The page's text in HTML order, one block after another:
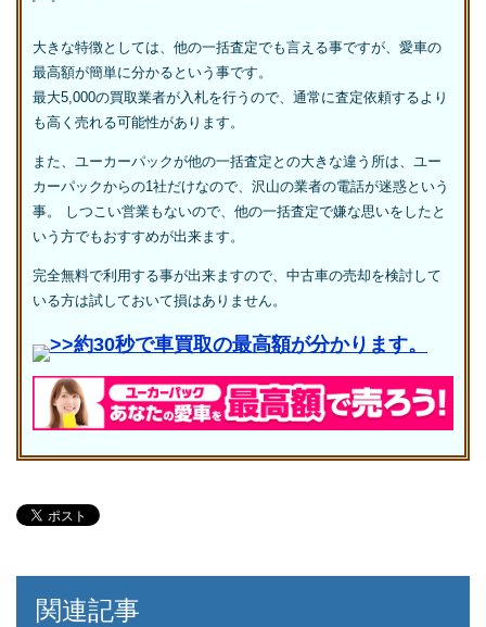
大きな特徴としては、他の一括査定でも言える事ですが、愛車の
最高額が簡単に分かるという事です。
最大5,000の買取業者が入札を行うので、通常に査定依頼するより
も高く売れる可能性があります。
また、ユーカーパックが他の一括査定との大きな違う所は、ユー
カーパックからの1社だけなので、沢山の業者の電話が迷惑という
事。 しつこい営業もないので、他の一括査定で嫌な思いをしたと
いう方でもおすすめが出来ます。
完全無料で利用する事が出来ますので、中古車の売却を検討して
いる方は試しておいて損はありません。
>>約30秒で車買取の最高額が分かります。
関連記事